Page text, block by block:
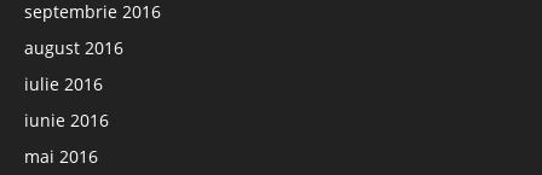
septembrie 2016
august 2016
iulie 2016
iunie 2016
mai 2016